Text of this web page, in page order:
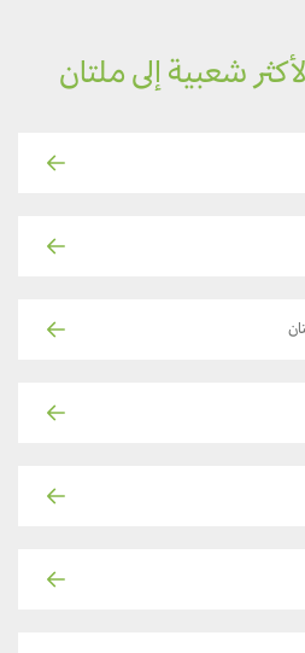
شعبية إلى ملتان